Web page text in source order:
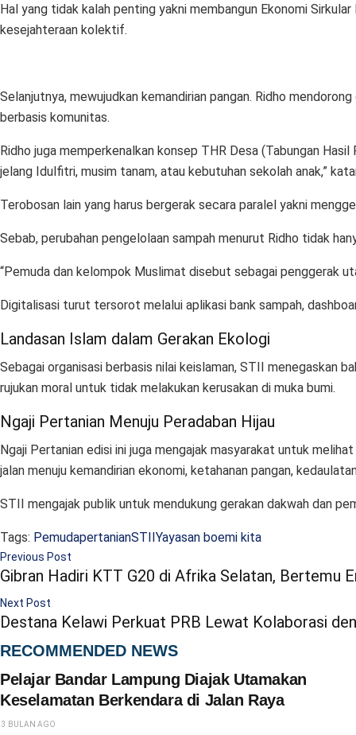
Hal yang tidak kalah penting yakni membangun Ekonomi
kesejahteraan kolektif.
Selanjutnya, mewujudkan kemandirian pangan. Ridho
berbasis komunitas.
Ridho juga memperkenalkan konsep THR Desa (Tabungan
jelang Idulfitri, musim tanam, atau kebutuhan sekolah anak,”
Terobosan lain yang harus bergerak secara paralel yakni
Sebab, perubahan pengelolaan sampah menurut Ridho tidak
“Pemuda dan kelompok Muslimat disebut sebagai penggerak
Digitalisasi turut tersorot melalui aplikasi bank sampah,
Landasan Islam dalam Gerakan Ekologi
Sebagai organisasi berbasis nilai keislaman, STII menegaskan
rujukan moral untuk tidak melakukan kerusakan di muka bumi.
Ngaji Pertanian Menuju Peradaban Hijau
Ngaji Pertanian edisi ini juga mengajak masyarakat untuk
jalan menuju kemandirian ekonomi, ketahanan pangan,
STII mengajak publik untuk mendukung gerakan dakwah dan
Tags: PemudapertanianSTIIYayasan boemi kita
Previous Post
Gibran Hadiri KTT G20 di Afrika Selatan, Bertemu
Next Post
Destana Kelawi Perkuat PRB Lewat Kolaborasi
RECOMMENDED NEWS
Pelajar Bandar Lampung Diajak Utamakan
Keselamatan Berkendara di Jalan Raya
3 BULAN AGO